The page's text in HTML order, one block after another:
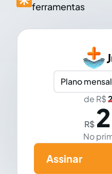
ferramentas
Plano mensal
de R$
R$
No
Assinar